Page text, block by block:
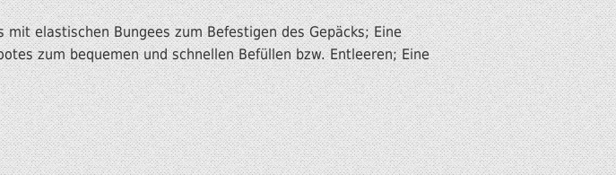
elastischen Bungees zum Befestigen des Gepäcks; Eine
zum bequemen und schnellen Befüllen bzw. Entleeren; Eine